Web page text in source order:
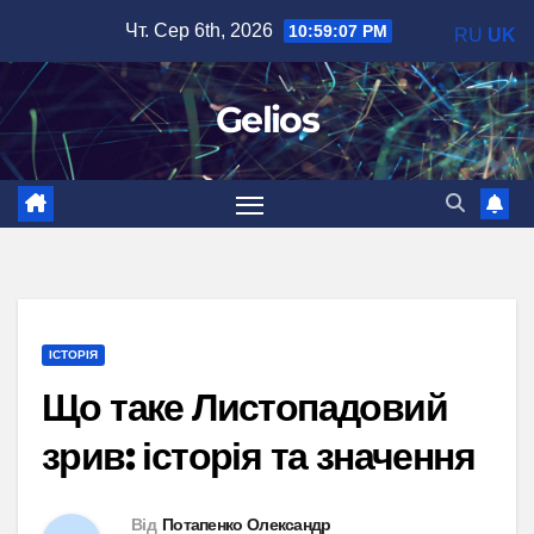
вмісту
Чт. Сер 6th, 2026 10:59:08 PM
Gelios
ІСТОРІЯ
Що таке Листопадовий
зрив: історія та значення
Від Потапенко Олександр
RU UK